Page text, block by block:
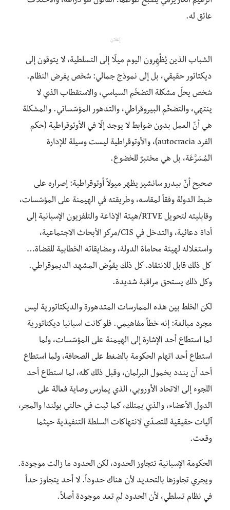
عائق له.
إعلان
الشباب الذين يُظْهِرون اليوم ميلًا إلى التسلطية، لا يتوقون إلى
ديكتاتور حقيقي، بل إلى نموذج جمالي: شخص يفرض النظام.
شخص يحلّ مشكلة التضخّم السياسي، والاستقطاب الذي لا
ينتهي، والتضخّم البيروقراطي، والتدهور المؤسّساتي. والمشكلة
هي أنّ العمل بدون ضوابط لا يوجد إلّا في الأوتوقراطية (حكم
الفرد autocracia)، والأوتوقراطية ليست وسيلة للإدارة
المُسَرَّعَة، بل هي مختبرٌ للخضوع.
صحيح أنّ بيدرو سانشيز يظهر ميولاً أوتوقراطية: إصراره على
ضبط الدولة وفقاً لمقاسه، وطريقته في الهيمنة على المؤسّسات،
وقابليته لتحويل RTVE/هيئة الإذاعة والتلفزيون الإسبانية إلى
أداة دعائية، والتدخل في CIS/مركز الأبحاث الاجتماعية،
واستغلاله لهيئة محاماة الدولة، ومضايقاته الخطابية للقضاة…
كل ذلك قابل للانتقاد. كل ذلك يقوِّض المشهد الديموقراطي.
وكل ذلك يستحق مراقبة شديدة.
لكن الخلط بين هذه الممارسات المتدهورة والديكتاتورية ليس
مجرد مبالغة: إنه خطأ مفاهيمي. فلو كانت اسبانيا ديكتاتورية
لما استطاع أحد الإشارة إلى الهيمنة على المؤسّسات، ولما
استطاع أحد اتهام الحكومة بالضغط على الصحافة، ولما استطاع
أحد أن يندد بخمول البرلمان، وقبل ذلك كله، لما استطاع أحد
اللجوء إلى الاتحاد الأوروبي، الذي يمارس وصاية فعالة على
الدول الأعضاء، والذي يمتلك، كما ثبت في حالتي بولندا والمجر،
آليات حقيقية للتصدّي لانتهاكات السلطة التنفيذية حيثما
وقعت.
الحكومة الإسبانية تتجاوز الحدود، لكن الحدود ما زالت موجودة.
ويجري تجاوزها بالتحديد لأن هناك حدوداً. لا أحد يتجاوز حداً
في نظام تسلطي، لأن الحدود لم تعد موجودة أصلاً.